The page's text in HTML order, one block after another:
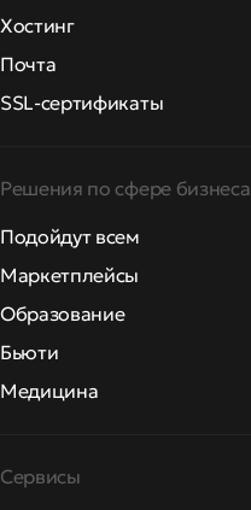
Хостинг
Почта
SSL-сертификаты
Решения по сфере бизнеса
Подойдут всем
Маркетплейсы
Образование
Бьюти
Медицина
Сервисы